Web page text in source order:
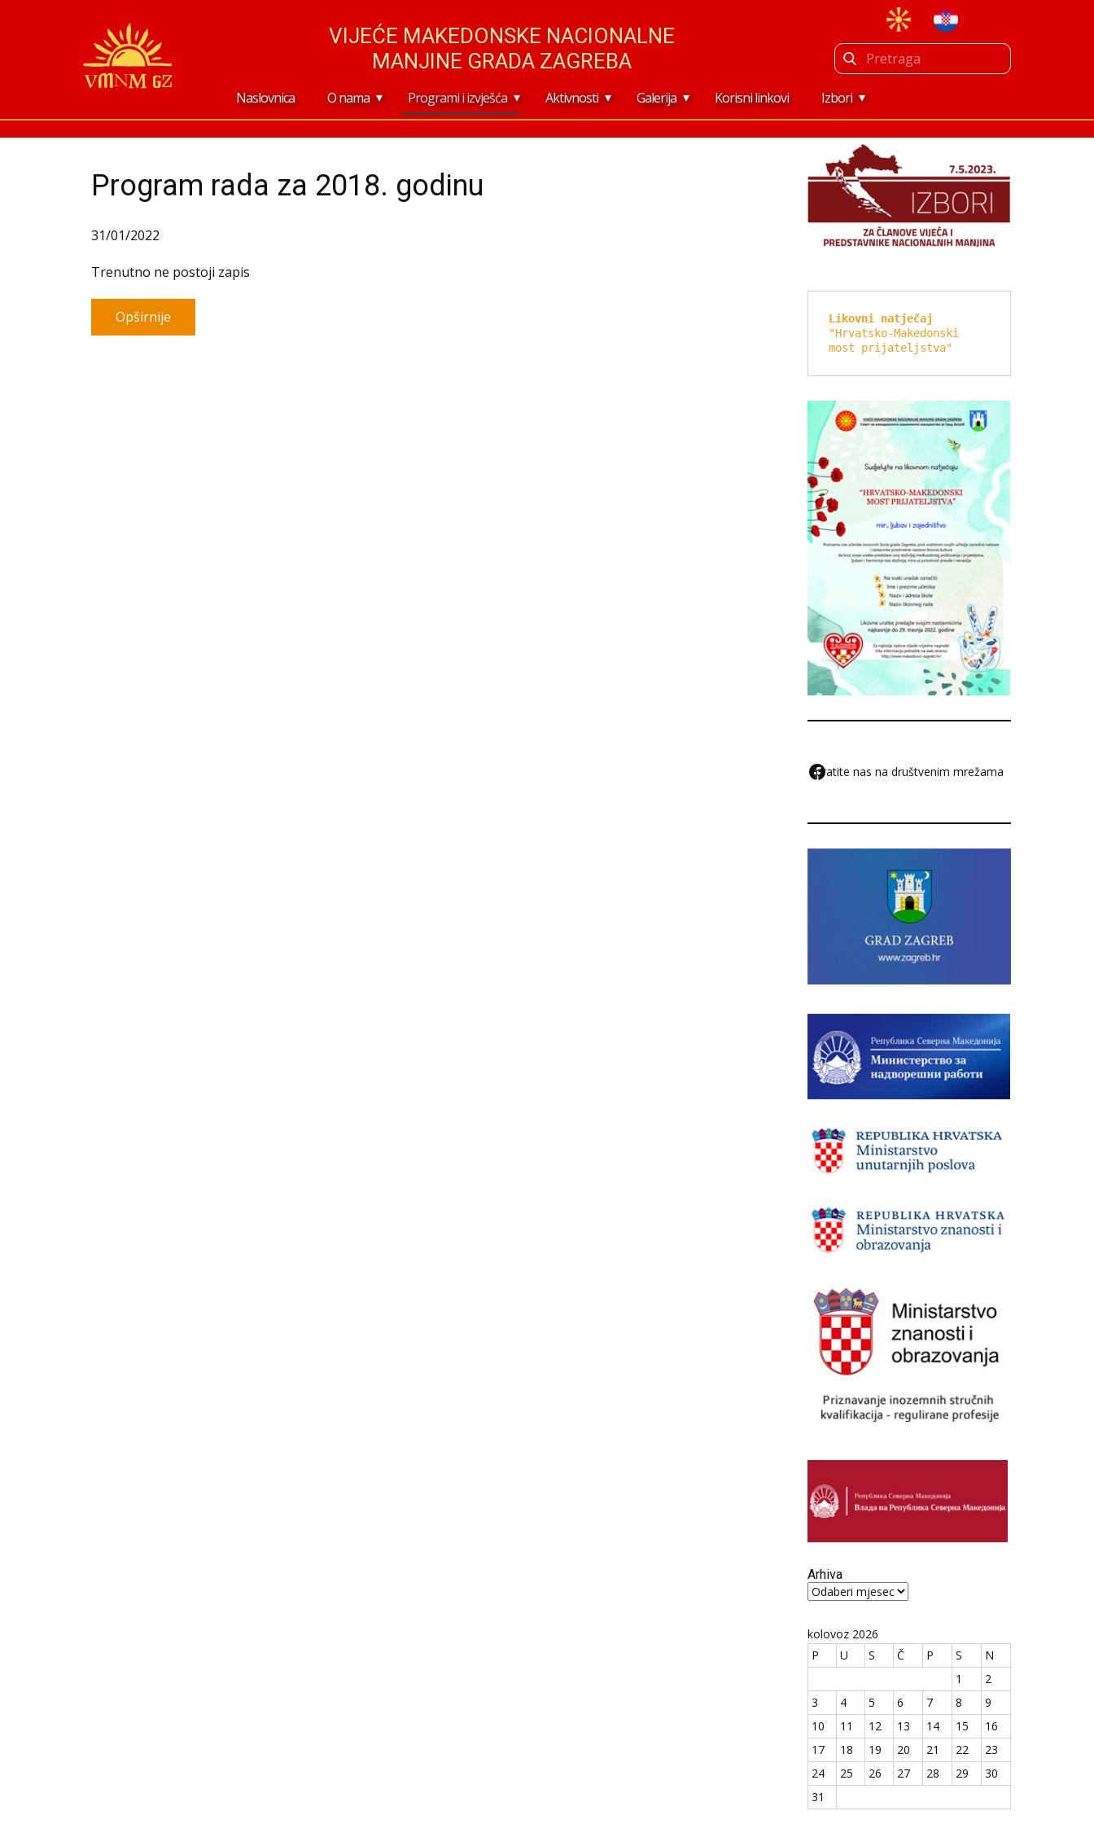
VIJEĆE MAKEDONSKE NACIONALNE
MANJINE GRADA ZAGREBA
Naslovnica O nama Programi i izvješća Aktivnosti Galerija Korisni linkovi Izbori
Program rada za 2018. godinu
31/01/2022
Trenutno ne postoji zapis
Opširnije
Likovni natječaj
"Hrvatsko-Makedonski
most prijateljstva"
F
a
c
pratite nas na društvenim mrežama
Arhiva
Arhiva
kolovoz 2026
P
U S Č P S
N
1
2
3
4 5 6 7 8
9
10
11 12 13 14 15
16
17
18 19 20 21 22
23
24
25 26 27 28 29
30
31